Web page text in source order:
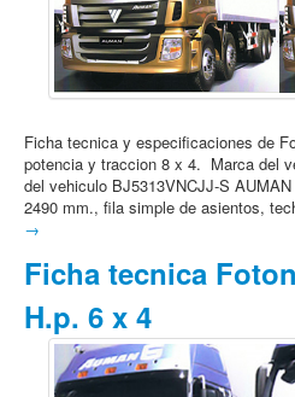
Ficha tecnica y especificaciones de
potencia y traccion 8 x 4. Marca del
del vehiculo BJ5313VNCJJ-S
2490 mm., fila simple de asientos,
→
Ficha tecnica
H.p. 6 x 4